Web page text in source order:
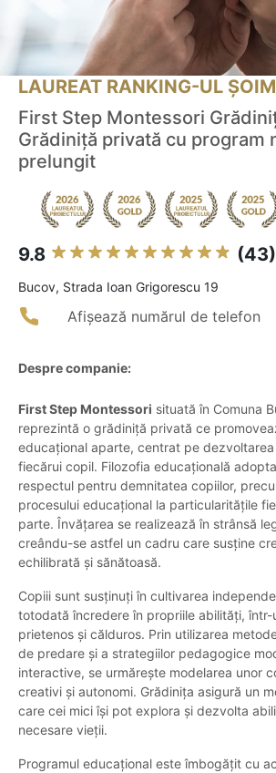
LAUREAT RANKING-UL
First Step Montessori
Grădiniță privată cu program
prelungit
9.8 (43)
Bucov, Strada Ioan Grigorescu 19
Afișează numărul de telefon
Despre companie:
First Step Montessori situată în Comuna
reprezintă o grădiniță privată ce
educațional aparte, centrat pe
fiecărui copil. Filozofia educațională
respectul pentru demnitatea copiilor,
procesului educațional la particularitățile
parte. Învățarea se realizează în strânsă
creându-se astfel un cadru care susține
echilibrată și sănătoasă.
Copiii sunt susținuți în cultivarea
totodată încredere în propriile abilități, într-
prietenos și călduros. Prin utilizarea
de predare și a strategiilor pedagogice
interactive, se urmărește modelarea unor
creativi și autonomi. Grădinița asigură un
care cei mici își pot explora și dezvolta
necesare vieții.
Programul educațional este îmbogățit cu